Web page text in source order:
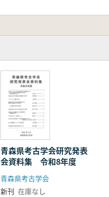
青森県考古学会研究発表
会資料集 令和8年度
青森県考古学会
新刊 在庫なし